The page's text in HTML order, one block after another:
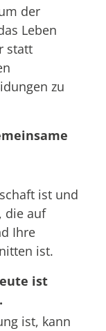
der
Leben
statt
zu
ist und
die auf
Ihre
ist.
ist
ist, kann